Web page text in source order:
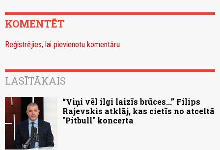
KOMENTĒT
Reģistrējies, lai pievienotu komentāru
LASĪTĀKAIS
“Viņi vēl ilgi laizīs brūces...” Filips
Rajevskis atklāj, kas cietīs no atceltā
"Pitbull" koncerta